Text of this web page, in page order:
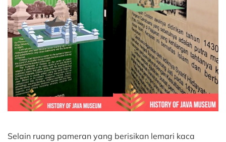
Selain ruang pameran yang berisikan lemari kaca